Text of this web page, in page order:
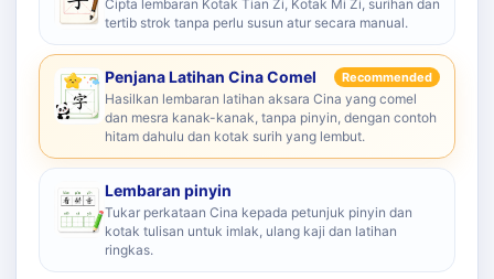
Cipta lembaran Kotak Tian Zi, Kotak Mi Zi, surihan dan
tertib strok tanpa perlu susun atur secara manual.
Penjana Latihan Cina Comel Recommended
Hasilkan lembaran latihan aksara Cina yang comel
dan mesra kanak-kanak, tanpa pinyin, dengan contoh
hitam dahulu dan kotak surih yang lembut.
Lembaran pinyin
Tukar perkataan Cina kepada petunjuk pinyin dan
kotak tulisan untuk imlak, ulang kaji dan latihan
ringkas.